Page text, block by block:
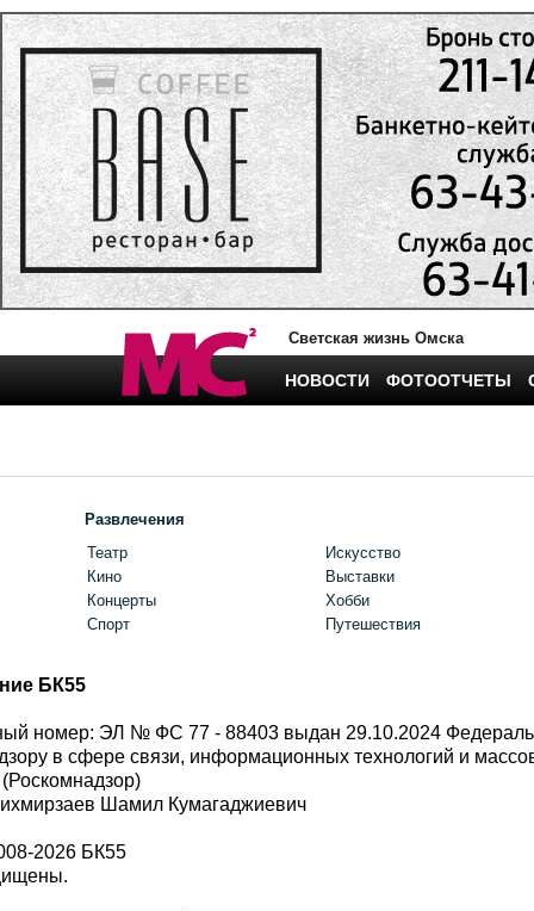
Светская жизнь Омска
НОВОСТИ ФОТООТЧЕТЫ
Развлечения
Театр
Кино
Концерты
Спорт
Искусство
Выставки
Хобби
Путешествия
БК55
номер: ЭЛ № ФС 77 - 88403 выдан 29.10.2024
в сфере связи, информационных технологий и
Шамил Кумагаджиевич
2026 БК55